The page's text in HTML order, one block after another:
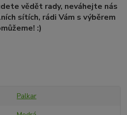
vědět rady, neváhejte nás
sítích, rádi Vám s výběrem
:)
Palkar